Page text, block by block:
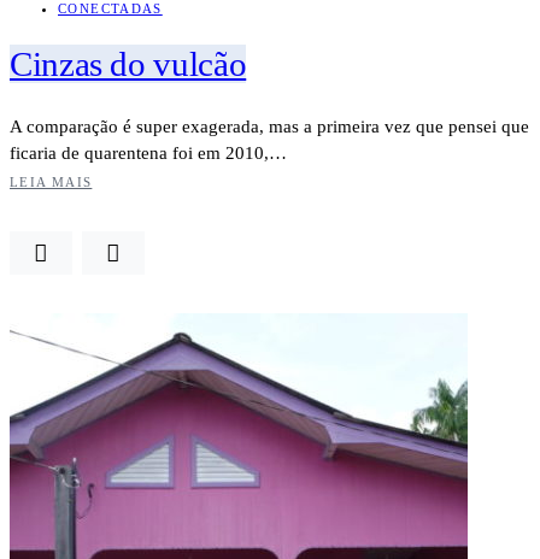
CONECTADAS
Cinzas do vulcão
A comparação é super exagerada, mas a primeira vez que pensei que
ficaria de quarentena foi em 2010,…
LEIA MAIS